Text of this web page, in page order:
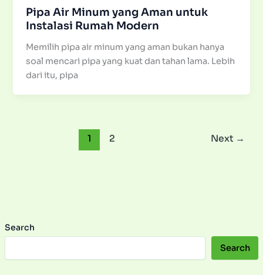
Search
Search
Pipa Air Minum yang Aman untuk
Instalasi Rumah Modern
Memilih pipa air minum yang aman bukan hanya
soal mencari pipa yang kuat dan tahan lama. Lebih
dari itu, pipa
1 2 Next →